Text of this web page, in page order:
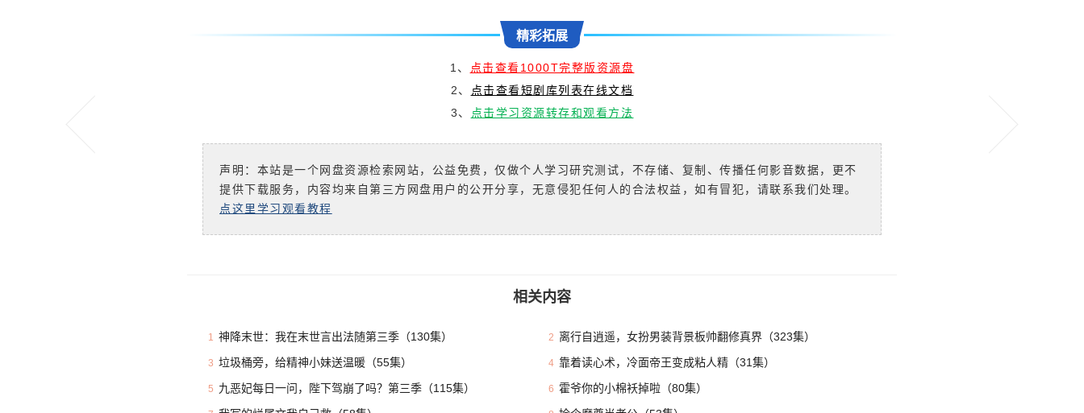
精彩拓展
1、 点击查看1000T完整版资源盘
2、 点击查看短剧库列表在线文档
3、 点击学习资源转存和观看方法
声明：本站是一个网盘资源检索网站，公益免费，仅做个人学习研究测试，不存储、复制、传播任何影音数据，更不
提供下载服务，内容均来自第三方网盘用户的公开分享，无意侵犯任何人的合法权益，如有冒犯，请联系我们处理。
点这里学习观看教程
相关内容
1 神降末世：我在末世言出法随第三季（130集） 2 离行自逍遥，女扮男装背景板帅翻修真界（323集）
3 垃圾桶旁，给精神小妹送温暖（55集） 4 靠着读心术，冷面帝王变成粘人精（31集）
5 九恶妃每日一问，陛下驾崩了吗？第三季（115集） 6 霍爷你的小棉袄掉啦（80集）